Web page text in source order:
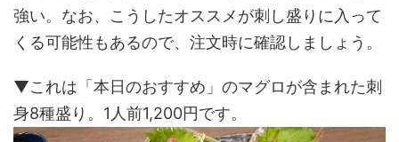
強い。なお、こうしたオススメが刺し盛りに入って
くる可能性もあるので、注文時に確認しましょう。
▼これは「本日のおすすめ」のマグロが含まれた刺
身8種盛り。1人前1,200円です。